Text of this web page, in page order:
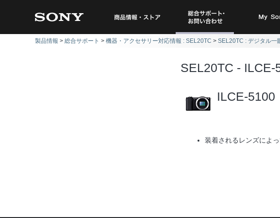
商品情報・ストア
総合サポート・お
製品情報 総合サポート 機器・アクセサリー対応情報 : SEL20TC SEL20TC : デジタル一
SEL20TC - ILCE-
ILCE-5100
装着されるレンズによ